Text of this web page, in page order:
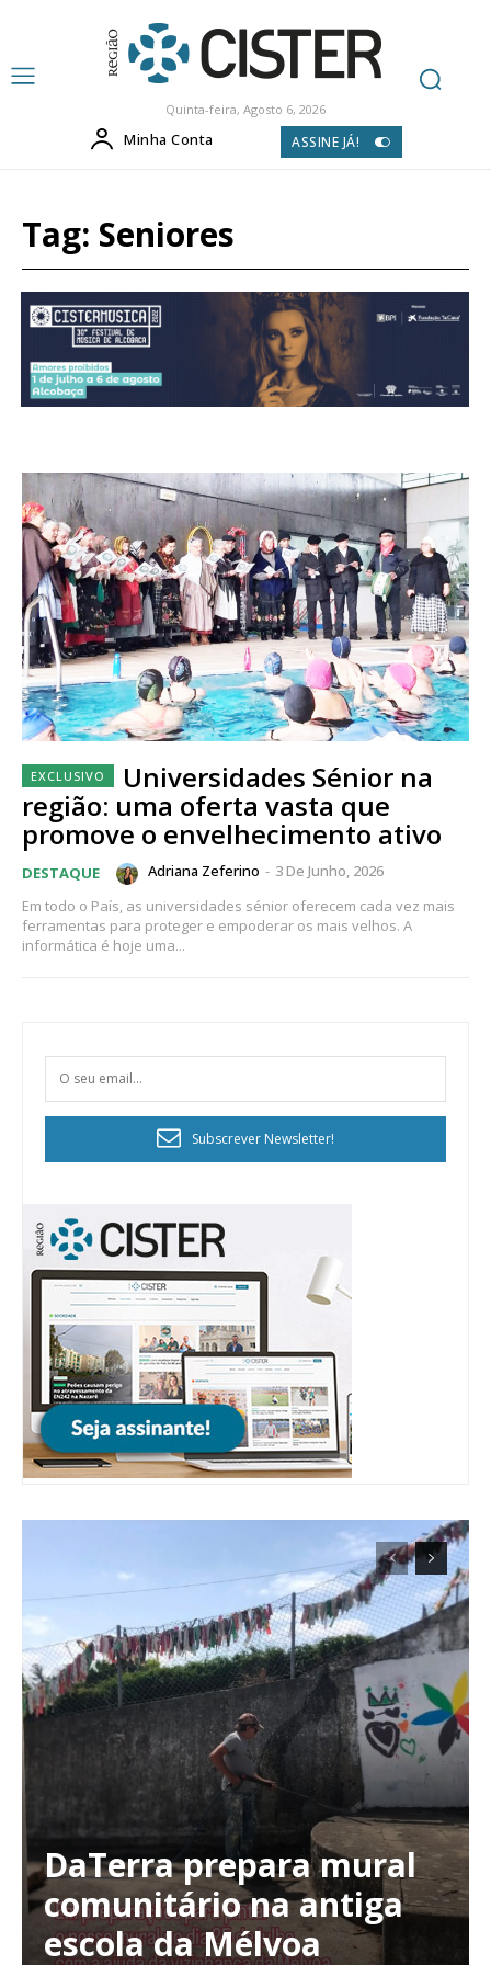
Planos de Assinatura
Faça-se assinante do Região de Cister e ajude-nos a manter este serviço
Quinta-feira, Agosto 6, 2026
Minha Conta ASSINE JÁ!
Tag: Seniores
Universidades Sénior na
região: uma oferta vasta que
promove o envelhecimento ativo
DESTAQUE Adriana Zeferino - 3 De Junho, 2026
Em todo o País, as universidades sénior oferecem cada vez mais
ferramentas para proteger e empoderar os mais velhos. A
informática é hoje uma...
Subscrever Newsletter!
DaTerra prepara mural
comunitário na antiga
escola da Mélvoa